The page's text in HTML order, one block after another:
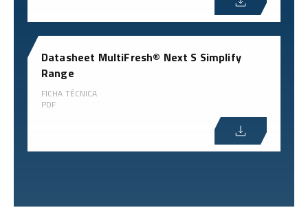
Datasheet MultiFresh® Next S Simplify
Range
FICHA TÉCNICA
PDF